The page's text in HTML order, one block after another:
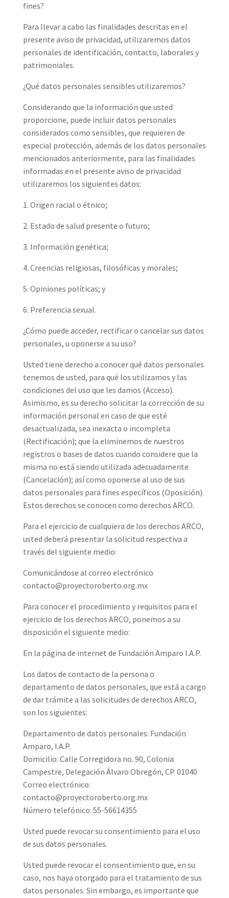
fines?
Para llevar a cabo las finalidades descritas en el
presente aviso de privacidad, utilizaremos datos
personales de identificación, contacto, laborales y
patrimoniales.
¿Qué datos personales sensibles utilizaremos?
Considerando que la información que usted
proporcione, puede incluir datos personales
considerados como sensibles, que requieren de
especial protección, además de los datos personales
mencionados anteriormente, para las finalidades
informadas en el presente aviso de privacidad
utilizaremos los siguientes datos:
1. Origen racial o étnico;
2. Estado de salud presente o futuro;
3. Información genética;
4. Creencias religiosas, filosóficas y morales;
5. Opiniones políticas; y
6. Preferencia sexual.
¿Cómo puede acceder, rectificar o cancelar sus datos
personales, u oponerse a su uso?
Usted tiene derecho a conocer qué datos personales
tenemos de usted, para qué los utilizamos y las
condiciones del uso que les damos (Acceso).
Asimismo, es su derecho solicitar la corrección de su
información personal en caso de que esté
desactualizada, sea inexacta o incompleta
(Rectificación); que la eliminemos de nuestros
registros o bases de datos cuando considere que la
misma no está siendo utilizada adecuadamente
(Cancelación); así como oponerse al uso de sus
datos personales para fines específicos (Oposición).
Estos derechos se conocen como derechos ARCO.
Para el ejercicio de cualquiera de los derechos ARCO,
usted deberá presentar la solicitud respectiva a
través del siguiente medio:
Comunicándose al correo electrónico
contacto@proyectoroberto.org.mx
Para conocer el procedimiento y requisitos para el
ejercicio de los derechos ARCO, ponemos a su
disposición el siguiente medio:
En la página de internet de Fundación Amparo I.A.P.
Los datos de contacto de la persona o
departamento de datos personales, que está a cargo
de dar trámite a las solicitudes de derechos ARCO,
son los siguientes:
Departamento de datos personales: Fundación
Amparo, I.A.P.
Domicilio: Calle Corregidora no. 90, Colonia
Campestre, Delegación Álvaro Obregón, CP. 01040
Correo electrónico:
contacto@proyectoroberto.org.mx
Número telefónico: 55-56614355
Usted puede revocar su consentimiento para el uso
de sus datos personales.
Usted puede revocar el consentimiento que, en su
caso, nos haya otorgado para el tratamiento de sus
datos personales. Sin embargo, es importante que